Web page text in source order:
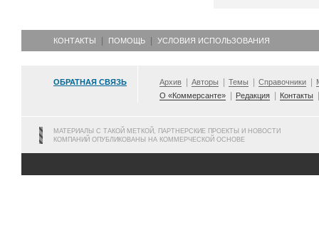
КОНТАКТЫ ПОМОЩЬ УСЛОВИЯ ИСПОЛЬЗОВАНИЯ
ОБРАТНАЯ СВЯЗЬ Архив Авторы Темы Справочники
О «Коммерсанте»
Редакция Контакты
МАТЕРИАЛЫ С ТАКОЙ МЕТКОЙ, ПАРТНЕРСКИЕ ПРОЕКТЫ И НОВОСТИ
КОМПАНИЙ ОПУБЛИКОВАНЫ НА КОММЕРЧЕСКОЙ ОСНОВЕ